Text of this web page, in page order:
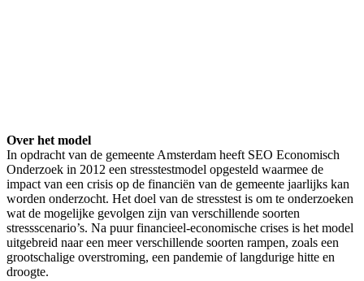
Over het model
In opdracht van de gemeente Amsterdam heeft SEO Economisch
Onderzoek in 2012 een stresstestmodel opgesteld waarmee de
impact van een crisis op de financiën van de gemeente jaarlijks kan
worden onderzocht. Het doel van de stresstest is om te onderzoeken
wat de mogelijke gevolgen zijn van verschillende soorten
stressscenario’s. Na puur financieel-economische crises is het model
uitgebreid naar een meer verschillende soorten rampen, zoals een
grootschalige overstroming, een pandemie of langdurige hitte en
droogte.